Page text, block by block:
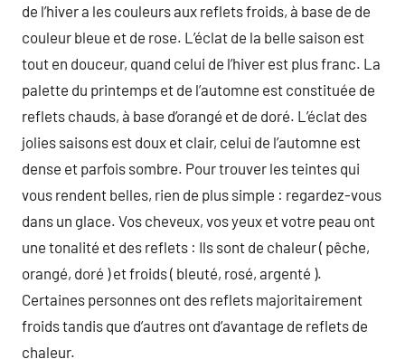
de l’hiver a les couleurs aux reflets froids, à base de de
couleur bleue et de rose. L’éclat de la belle saison est
tout en douceur, quand celui de l’hiver est plus franc. La
palette du printemps et de l’automne est constituée de
reflets chauds, à base d’orangé et de doré. L’éclat des
jolies saisons est doux et clair, celui de l’automne est
dense et parfois sombre. Pour trouver les teintes qui
vous rendent belles, rien de plus simple : regardez-vous
dans un glace. Vos cheveux, vos yeux et votre peau ont
une tonalité et des reflets : Ils sont de chaleur ( pêche,
orangé, doré ) et froids ( bleuté, rosé, argenté ).
Certaines personnes ont des reflets majoritairement
froids tandis que d’autres ont d’avantage de reflets de
chaleur.